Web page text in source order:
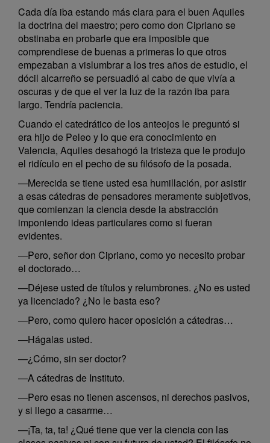
Cada día iba estando más clara para el buen Aquiles
la doctrina del maestro; pero como don Cipriano se
obstinaba en probarle que era imposible que
comprendiese de buenas a primeras lo que otros
empezaban a vislumbrar a los tres años de estudio, el
dócil alcarreño se persuadió al cabo de que vivía a
oscuras y de que el ver la luz de la razón iba para
largo. Tendría paciencia.
Cuando el catedrático de los anteojos le preguntó si
era hijo de Peleo y lo que era conocimiento en
Valencia, Aquiles desahogó la tristeza que le produjo
el ridículo en el pecho de su filósofo de la posada.
—Merecida se tiene usted esa humillación, por asistir
a esas cátedras de pensadores meramente subjetivos,
que comienzan la ciencia desde la abstracción
imponiendo ideas particulares como si fueran
evidentes.
—Pero, señor don Cipriano, como yo necesito probar
el doctorado…
—Déjese usted de títulos y relumbrones. ¿No es usted
ya licenciado? ¿No le basta eso?
—Pero, como quiero hacer oposición a cátedras…
—Hágalas usted.
—¿Cómo, sin ser doctor?
—A cátedras de Instituto.
—Pero esas no tienen ascensos, ni derechos pasivos,
y si llego a casarme…
—¡Ta, ta, ta! ¿Qué tiene que ver la ciencia con las